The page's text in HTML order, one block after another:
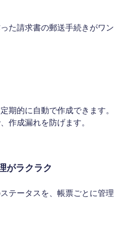
た請求書の郵送手続きがワン
期的に自動で作成できます。
作成漏れを防げます。
がラクラク
テータスを、帳票ごとに管理